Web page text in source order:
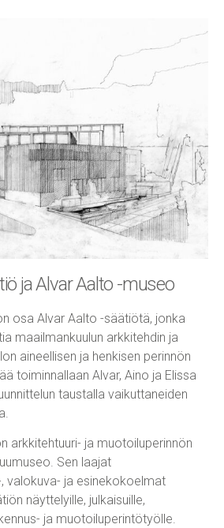
ja Alvar Aalto -museo
osa Alvar Aalto -säätiötä, jonka
maailmankuulun arkkitehdin ja
aineellisen ja henkisen perinnön
toiminnallaan Alvar, Aino ja Elissa
taustalla vaikuttaneiden
arkkitehtuuri- ja muotoiluperinnön
Sen laajat
valokuva- ja esinekokoelmat
näyttelyille, julkaisuille,
ja muotoiluperintötyölle.